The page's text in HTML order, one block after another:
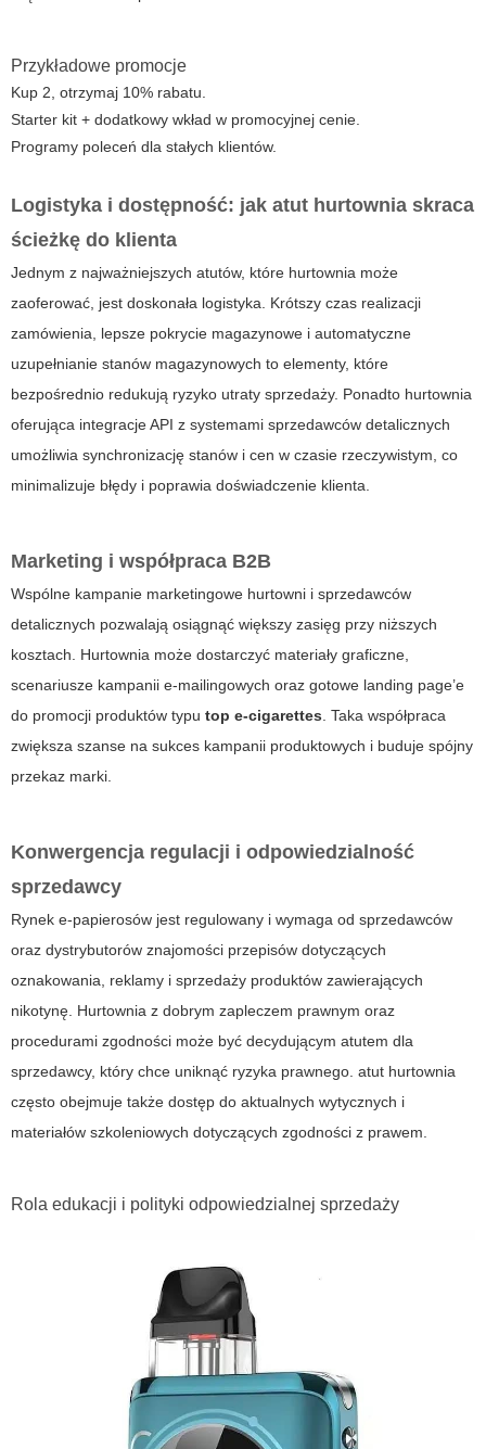
Przykładowe promocje
Kup 2, otrzymaj 10% rabatu.
Starter kit + dodatkowy wkład w promocyjnej cenie.
Programy poleceń dla stałych klientów.
Logistyka i dostępność: jak atut hurtownia skraca
ścieżkę do klienta
Jednym z najważniejszych atutów, które hurtownia może
zaoferować, jest doskonała logistyka. Krótszy czas realizacji
zamówienia, lepsze pokrycie magazynowe i automatyczne
uzupełnianie stanów magazynowych to elementy, które
bezpośrednio redukują ryzyko utraty sprzedaży. Ponadto hurtownia
oferująca integracje API z systemami sprzedawców detalicznych
umożliwia synchronizację stanów i cen w czasie rzeczywistym, co
minimalizuje błędy i poprawia doświadczenie klienta.
Marketing i współpraca B2B
Wspólne kampanie marketingowe hurtowni i sprzedawców
detalicznych pozwalają osiągnąć większy zasięg przy niższych
kosztach. Hurtownia może dostarczyć materiały graficzne,
scenariusze kampanii e‑mailingowych oraz gotowe landing page’e
do promocji produktów typu top e-cigarettes . Taka współpraca
zwiększa szanse na sukces kampanii produktowych i buduje spójny
przekaz marki.
Konwergencja regulacji i odpowiedzialność
sprzedawcy
Rynek e‑papierosów jest regulowany i wymaga od sprzedawców
oraz dystrybutorów znajomości przepisów dotyczących
oznakowania, reklamy i sprzedaży produktów zawierających
nikotynę. Hurtownia z dobrym zapleczem prawnym oraz
procedurami zgodności może być decydującym atutem dla
sprzedawcy, który chce uniknąć ryzyka prawnego. atut hurtownia
często obejmuje także dostęp do aktualnych wytycznych i
materiałów szkoleniowych dotyczących zgodności z prawem.
Rola edukacji i polityki odpowiedzialnej sprzedaży